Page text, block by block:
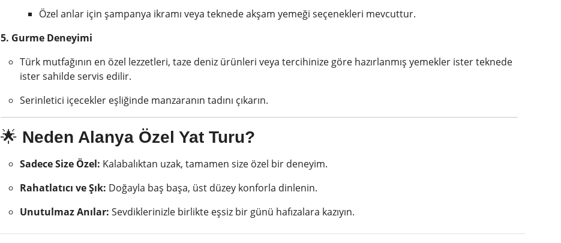
Özel anlar için şampanya ikramı veya teknede akşam yemeği seçenekleri mevcuttur.
5. Gurme Deneyimi
Türk mutfağının en özel lezzetleri, taze deniz ürünleri veya tercihinize göre hazırlanmış yemekler ister teknede
ister sahilde servis edilir.
Serinletici içecekler eşliğinde manzaranın tadını çıkarın.
🌟 Neden Alanya Özel Yat Turu?
Sadece Size Özel: Kalabalıktan uzak, tamamen size özel bir deneyim.
Rahatlatıcı ve Şık: Doğayla baş başa, üst düzey konforla dinlenin.
Unutulmaz Anılar: Sevdiklerinizle birlikte eşsiz bir günü hafızalara kazıyın.